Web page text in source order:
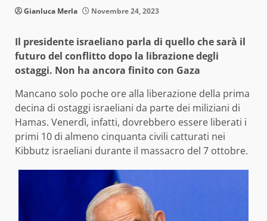
Gianluca Merla Novembre 24, 2023
Il presidente israeliano parla di quello che sarà il
futuro del conflitto dopo la librazione degli
ostaggi. Non ha ancora finito con Gaza
Mancano solo poche ore alla liberazione della prima
decina di ostaggi israeliani da parte dei miliziani di
Hamas. Venerdì, infatti, dovrebbero essere liberati i
primi 10 di almeno cinquanta civili catturati nei
Kibbutz israeliani durante il massacro del 7 ottobre.